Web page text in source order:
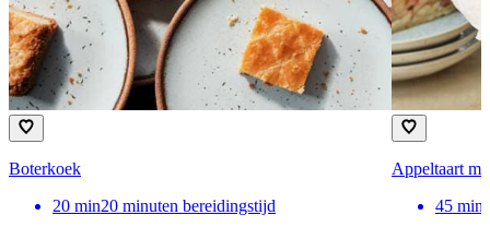
Boterkoek
20 min20 minuten bereidingstijd
Appeltaart
45 min